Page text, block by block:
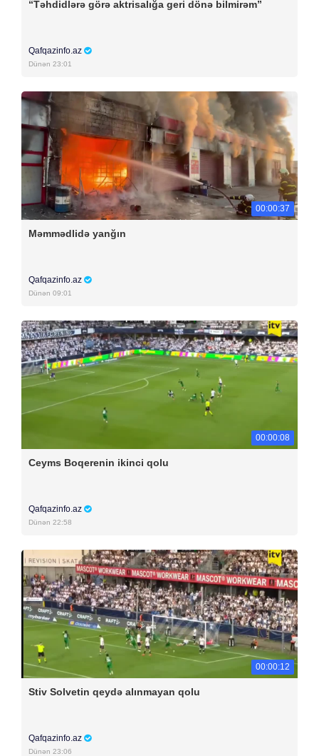
“Təhdidlərə görə aktrisalığa geri dönə bilmirəm”
Qafqazinfo.az
Dünən 23:01
00:00:37
Məmmədlidə yanğın
Qafqazinfo.az
Dünən 09:01
00:00:08
Ceyms Boqerenin ikinci qolu
Qafqazinfo.az
Dünən 22:58
00:00:12
Stiv Solvetin qeydə alınmayan qolu
Qafqazinfo.az
Dünən 23:06